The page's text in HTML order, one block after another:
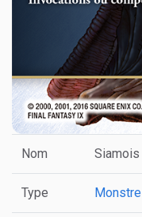
Nom Siamois
Type Monstre